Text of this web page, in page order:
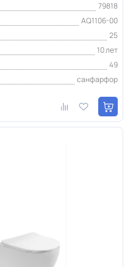
79818
AQ1106-00
25
10 лет
49
санфарфор